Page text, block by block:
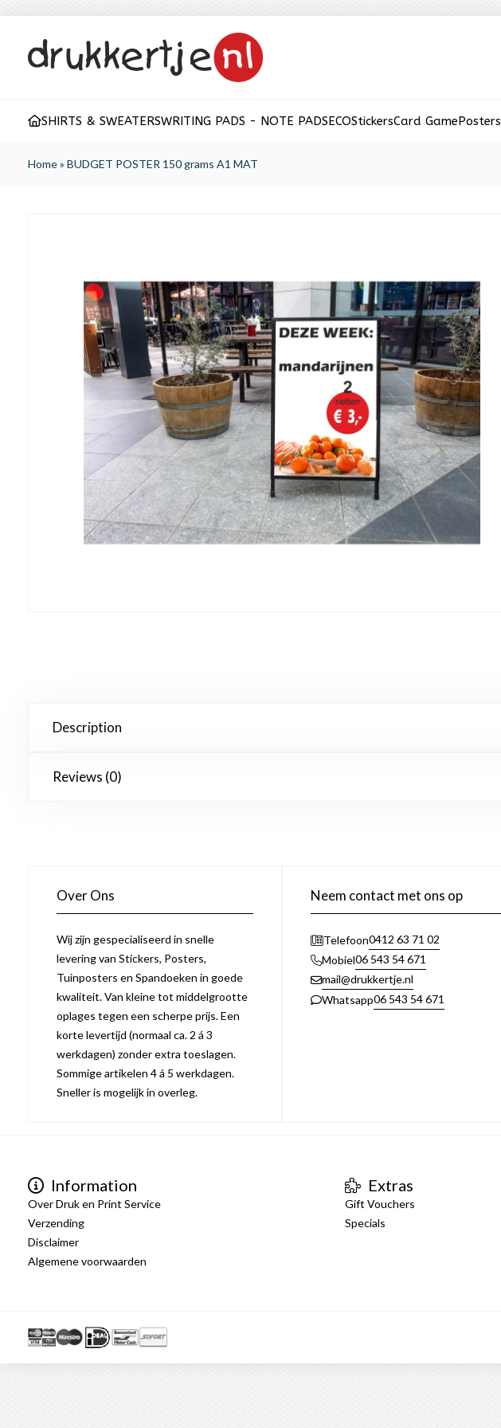
SHIRTS & SWEATERSWRITING PADS - NOTE PADSECOStickersCard GamePosters
Home» BUDGET POSTER 150 grams A1 MAT
Description
Reviews (0)
Over Ons
Wij zijn gespecialiseerd in snelle
levering van Stickers, Posters,
Tuinposters en Spandoeken in goede
kwaliteit. Van kleine tot middelgrootte
oplages tegen een scherpe prijs. Een
korte levertijd (normaal ca. 2 á 3
werkdagen) zonder extra toeslagen.
Sommige artikelen 4 á 5 werkdagen.
Sneller is mogelijk in overleg.
Neem contact met ons op
Telefoon0412 63 71 02
Mobiel06 543 54 671
mail@drukkertje.nl
Whatsapp06 543 54 671
Information
Over Druk en Print Service
Verzending
Disclaimer
Algemene voorwaarden
Extras
Gift Vouchers
Specials